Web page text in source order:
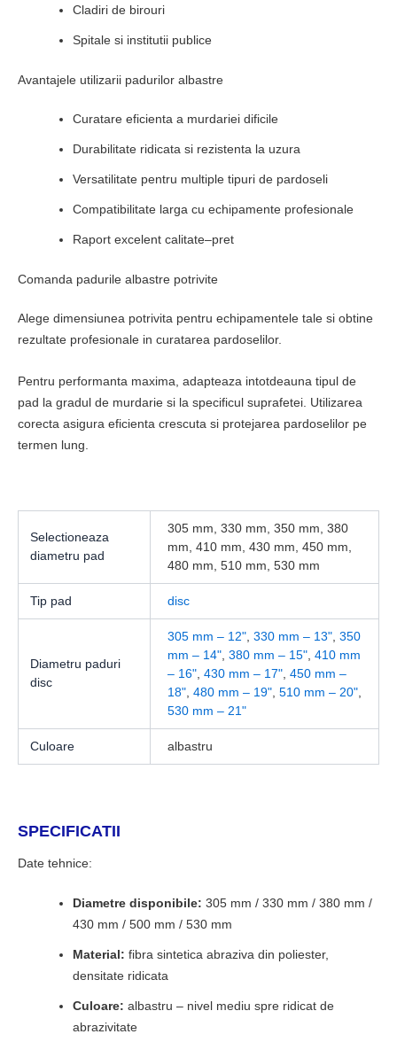
Cladiri de birouri
Spitale si institutii publice
Avantajele utilizarii padurilor albastre
Curatare eficienta a murdariei dificile
Durabilitate ridicata si rezistenta la uzura
Versatilitate pentru multiple tipuri de pardoseli
Compatibilitate larga cu echipamente profesionale
Raport excelent calitate–pret
Comanda padurile albastre potrivite
Alege dimensiunea potrivita pentru echipamentele tale si obtine
rezultate profesionale in curatarea pardoselilor.
Pentru performanta maxima, adapteaza intotdeauna tipul de
pad la gradul de murdarie si la specificul suprafetei. Utilizarea
corecta asigura eficienta crescuta si protejarea pardoselilor pe
termen lung.
Selectioneaza
diametru pad
305 mm, 330 mm, 350 mm, 380
mm, 410 mm, 430 mm, 450 mm,
480 mm, 510 mm, 530 mm
Tip pad disc
Diametru paduri
disc
305 mm – 12", 330 mm – 13", 350
mm – 14", 380 mm – 15", 410 mm
– 16", 430 mm – 17", 450 mm –
18", 480 mm – 19", 510 mm – 20",
530 mm – 21"
Culoare albastru
SPECIFICATII
Date tehnice:
Diametre disponibile: 305 mm / 330 mm / 380 mm /
430 mm / 500 mm / 530 mm
Material: fibra sintetica abraziva din poliester,
densitate ridicata
Culoare: albastru – nivel mediu spre ridicat de
abrazivitate